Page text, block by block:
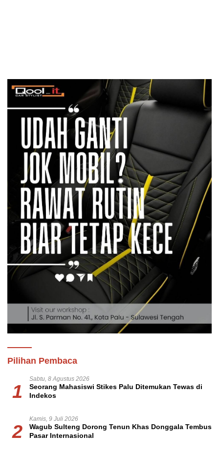
Pilihan Pembaca
1
Sabtu, 8 Agustus 2026
Seorang Mahasiswi Stikes Palu Ditemukan Tewas di
Indekos
2
Kamis, 9 Juli 2026
Wagub Sulteng Dorong Tenun Khas Donggala Tembus
Pasar Internasional